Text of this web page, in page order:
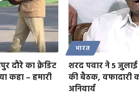
दौरे का क्रेडिट
कहा – हमारी
भारत
शरद पवार ने 5 जुलाई
की बैठक, वफादारी
अनिवार्य